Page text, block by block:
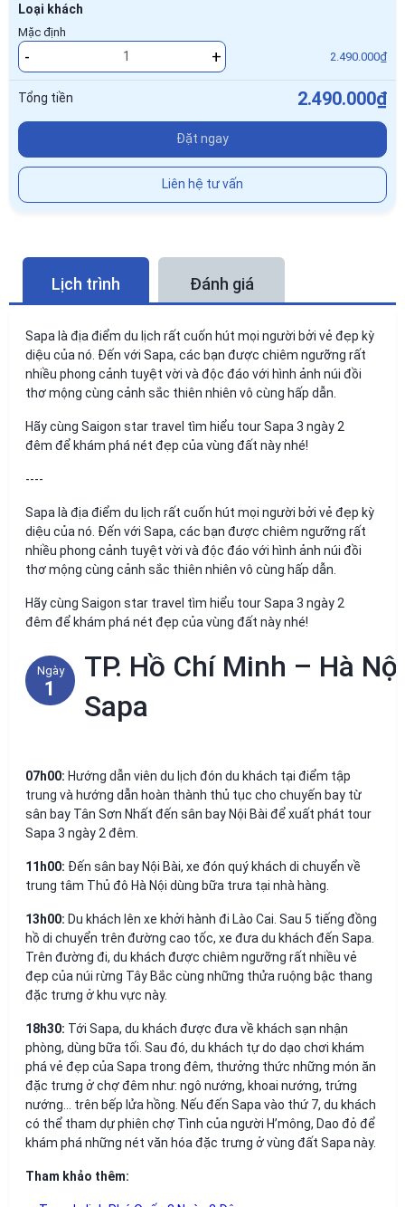
Loại khách
Mặc định
- + 2.490.000₫
Tổng tiền 2.490.000₫
Đặt ngay
Liên hệ tư vấn
Lịch trình Đánh giá
Sapa là địa điểm du lịch rất cuốn hút mọi người bởi vẻ đẹp kỳ
diệu của nó. Đến với Sapa, các bạn được chiêm ngưỡng rất
nhiều phong cảnh tuyệt vời và độc đáo với hình ảnh núi đồi
thơ mộng cùng cảnh sắc thiên nhiên vô cùng hấp dẫn.
Hãy cùng Saigon star travel tìm hiểu tour Sapa 3 ngày 2
đêm để khám phá nét đẹp của vùng đất này nhé!
----
Sapa là địa điểm du lịch rất cuốn hút mọi người bởi vẻ đẹp kỳ
diệu của nó. Đến với Sapa, các bạn được chiêm ngưỡng rất
nhiều phong cảnh tuyệt vời và độc đáo với hình ảnh núi đồi
thơ mộng cùng cảnh sắc thiên nhiên vô cùng hấp dẫn.
Hãy cùng Saigon star travel tìm hiểu tour Sapa 3 ngày 2
đêm để khám phá nét đẹp của vùng đất này nhé!
Ngày
1
TP. Hồ Chí Minh – Hà
Sapa
07h00: Hướng dẫn viên du lịch đón du khách tại điểm tập
trung và hướng dẫn hoàn thành thủ tục cho chuyến bay từ
sân bay Tân Sơn Nhất đến sân bay Nội Bài để xuất phát tour
Sapa 3 ngày 2 đêm.
11h00: Đến sân bay Nội Bài, xe đón quý khách di chuyển về
trung tâm Thủ đô Hà Nội dùng bữa trưa tại nhà hàng.
13h00: Du khách lên xe khởi hành đi Lào Cai. Sau 5 tiếng đồng
hồ di chuyển trên đường cao tốc, xe đưa du khách đến Sapa.
Trên đường đi, du khách được chiêm ngưỡng rất nhiều vẻ
đẹp của núi rừng Tây Bắc cùng những thửa ruộng bậc thang
đặc trưng ở khu vực này.
18h30: Tới Sapa, du khách được đưa về khách sạn nhận
phòng, dùng bữa tối. Sau đó, du khách tự do dạo chơi khám
phá vẻ đẹp của Sapa trong đêm, thưởng thức những món ăn
đặc trưng ở chợ đêm như: ngô nướng, khoai nướng, trứng
nướng… trên bếp lửa hồng. Nếu đến Sapa vào thứ 7, du khách
có thể tham dự phiên chợ Tình của người H’mông, Dao đỏ để
khám phá những nét văn hóa đặc trưng ở vùng đất Sapa này.
Tham khảo thêm: